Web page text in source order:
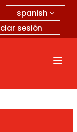
spanish
sesión